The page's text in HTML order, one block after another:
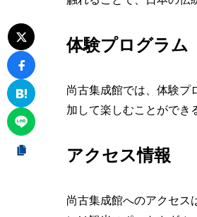
体験プログラム
尚古集成館では、体験プ
加して楽しむことができ
アクセス情報
尚古集成館へのアクセス